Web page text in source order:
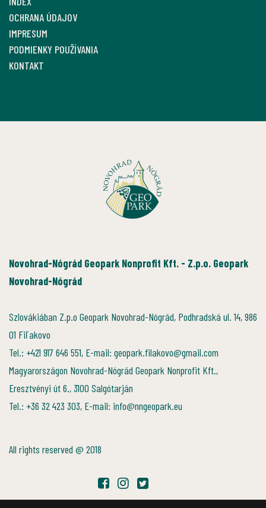
OCHRANA ÚDAJOV
IMPRESUM
PODMIENKY POUŽÍVANIA
KONTAKT
Novohrad-Nógrád Geopark Nonprofit Kft. - Z.p.o. Geopark
Novohrad-Nógrád
Szlovákiában Z.p.o Geopark Novohrad-Nógrád, Podhradská ul. 14, 986
01 Fiľakovo
Tel.: +421 917 646 551, E-mail: geopark.filakovo@gmail.com
Magyarországon Novohrad-Nógrád Geopark Nonprofit Kft.,
Eresztvényi út 6., 3100 Salgótarján
Tel.: +36 32 423 303, E-mail: info@nngeopark.eu
All rights reserved @ 2018